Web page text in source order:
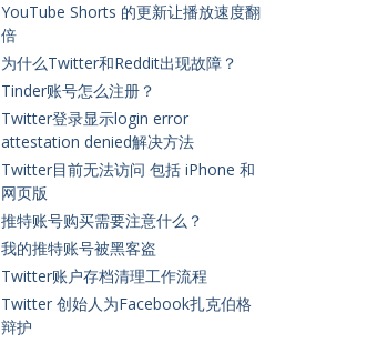
YouTube Shorts 的更新让播放速度翻
倍
为什么Twitter和Reddit出现故障？
Tinder账号怎么注册？
Twitter登录显示login error
attestation denied解决方法
Twitter目前无法访问 包括 iPhone 和
网页版
推特账号购买需要注意什么？
我的推特账号被黑客盗
Twitter账户存档清理工作流程
Twitter 创始人为Facebook扎克伯格
辩护